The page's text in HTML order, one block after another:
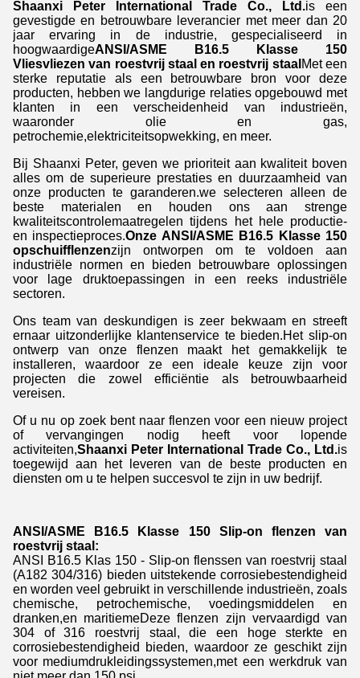
Shaanxi Peter International Trade Co., Ltd.is een
gevestigde en betrouwbare leverancier met meer dan 20
jaar ervaring in de industrie, gespecialiseerd in
hoogwaardigeANSI/ASME B16.5 Klasse 150
Vliesvliezen van roestvrij staal en roestvrij staal Met een
sterke reputatie als een betrouwbare bron voor deze
producten, hebben we langdurige relaties opgebouwd met
klanten in een verscheidenheid van industrieën,
waaronder olie en gas,
petrochemie,elektriciteitsopwekking, en meer.
Bij Shaanxi Peter, geven we prioriteit aan kwaliteit boven
alles om de superieure prestaties en duurzaamheid van
onze producten te garanderen.we selecteren alleen de
beste materialen en houden ons aan strenge
kwaliteitscontrolemaatregelen tijdens het hele productie-
en inspectieproces.Onze ANSI/ASME B16.5 Klasse 150
opschuifflenzenzijn ontworpen om te voldoen aan
industriële normen en bieden betrouwbare oplossingen
voor lage druktoepassingen in een reeks industriële
sectoren.
Ons team van deskundigen is zeer bekwaam en streeft
ernaar uitzonderlijke klantenservice te bieden.Het slip-on
ontwerp van onze flenzen maakt het gemakkelijk te
installeren, waardoor ze een ideale keuze zijn voor
projecten die zowel efficiëntie als betrouwbaarheid
vereisen.
Of u nu op zoek bent naar flenzen voor een nieuw project
of vervangingen nodig heeft voor lopende
activiteiten,Shaanxi Peter International Trade Co., Ltd.is
toegewijd aan het leveren van de beste producten en
diensten om u te helpen succesvol te zijn in uw bedrijf.
ANSI/ASME B16.5 Klasse 150 Slip-on flenzen van
roestvrij staal:
ANSI B16.5 Klas 150 - Slip-on flenssen van roestvrij staal
(A182 304/316) bieden uitstekende corrosiebestendigheid
en worden veel gebruikt in verschillende industrieën, zoals
chemische, petrochemische, voedingsmiddelen en
dranken,en maritiemeDeze flenzen zijn vervaardigd van
304 of 316 roestvrij staal, die een hoge sterkte en
corrosiebestendigheid bieden, waardoor ze geschikt zijn
voor mediumdrukleidingssystemen,met een werkdruk van